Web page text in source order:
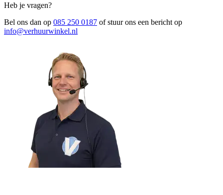
Heb je vragen?
Bel ons dan op 085 250 0187 of stuur ons een bericht op
info@verhuurwinkel.nl